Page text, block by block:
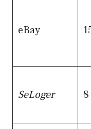
eBay
SeLoger 8